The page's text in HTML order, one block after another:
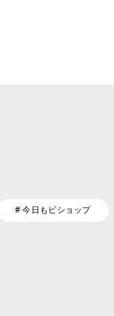
# 今日もビショップ